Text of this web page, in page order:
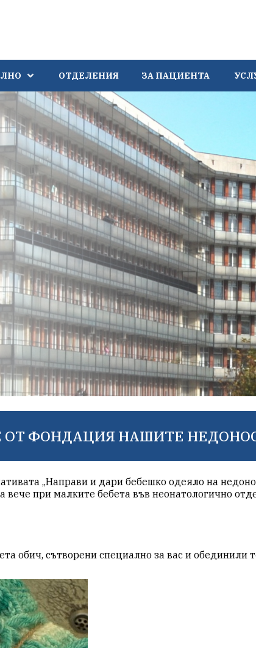
ОТДЕЛЕНИЯ ЗА ПАЦИЕНТА
ОТ ФОНДАЦИЯ НАШИТЕ
„Направи и дари бебешко одеяло на
вече при малките бебета във неонатологично
обич, сътворени специално за вас и обединили